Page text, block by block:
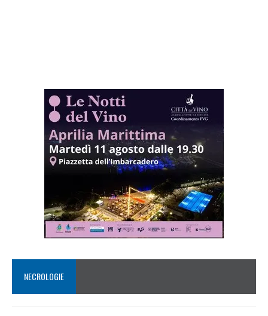
NECROLOGIE